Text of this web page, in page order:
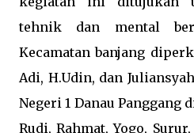
tehnik dan mental
Kecamatan banjang
Adi, H.Udin, dan
Negeri 1 Danau Panggang
Rudi, Rahmat, Yogo,